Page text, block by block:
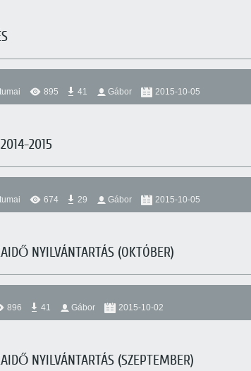
895 41 Gábor 2015-10-05
2015
674 29 Gábor 2015-10-05
NYILVÁNTARTÁS (OKTÓBER)
896 41 Gábor 2015-10-02
NYILVÁNTARTÁS (SZEPTEMBER)